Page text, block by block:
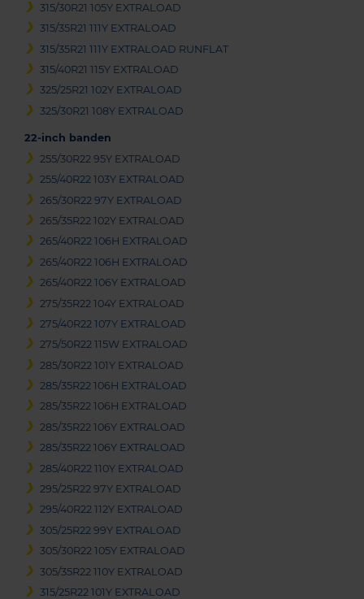
315/30R21 105Y EXTRALOAD
315/35R21 111Y EXTRALOAD
315/35R21 111Y EXTRALOAD RUNFLAT
315/40R21 115Y EXTRALOAD
325/25R21 102Y EXTRALOAD
325/30R21 108Y EXTRALOAD
22-inch banden
255/30R22 95Y EXTRALOAD
255/40R22 103Y EXTRALOAD
265/30R22 97Y EXTRALOAD
265/35R22 102Y EXTRALOAD
265/40R22 106H EXTRALOAD
265/40R22 106H EXTRALOAD
265/40R22 106Y EXTRALOAD
275/35R22 104Y EXTRALOAD
275/40R22 107Y EXTRALOAD
275/50R22 115W EXTRALOAD
285/30R22 101Y EXTRALOAD
285/35R22 106H EXTRALOAD
285/35R22 106H EXTRALOAD
285/35R22 106Y EXTRALOAD
285/35R22 106Y EXTRALOAD
285/40R22 110Y EXTRALOAD
295/25R22 97Y EXTRALOAD
295/40R22 112Y EXTRALOAD
305/25R22 99Y EXTRALOAD
305/30R22 105Y EXTRALOAD
305/35R22 110Y EXTRALOAD
315/25R22 101Y EXTRALOAD